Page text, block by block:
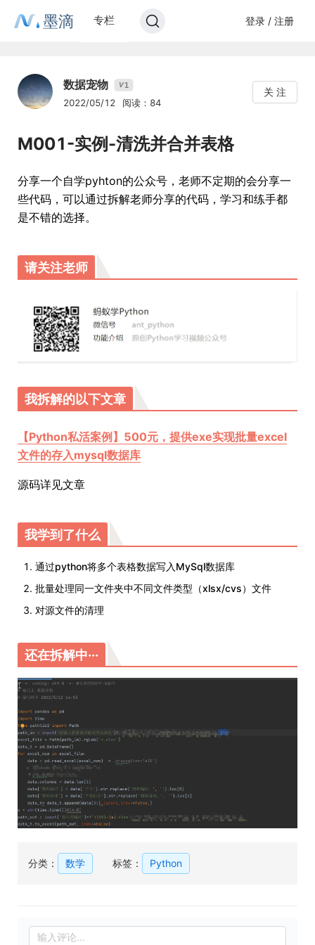
墨滴 专栏 登录 / 注册
数据宠物 V1
2022/05/12 阅读：84
关 注
M001-实例-清洗并合并表格
分享一个自学pyhton的公众号，老师不定期的会分享一
些代码，可以通过拆解老师分享的代码，学习和练手都
是不错的选择。
请关注老师
我拆解的以下文章
【Python私活案例】500元，提供exe实现批量excel
文件的存入mysql数据库
源码详见文章
我学到了什么
通过python将多个表格数据写入MySql数据库
批量处理同一文件夹中不同文件类型（xlsx/cvs）文件
对源文件的清理
还在拆解中···
分类： 数学 标签： Python